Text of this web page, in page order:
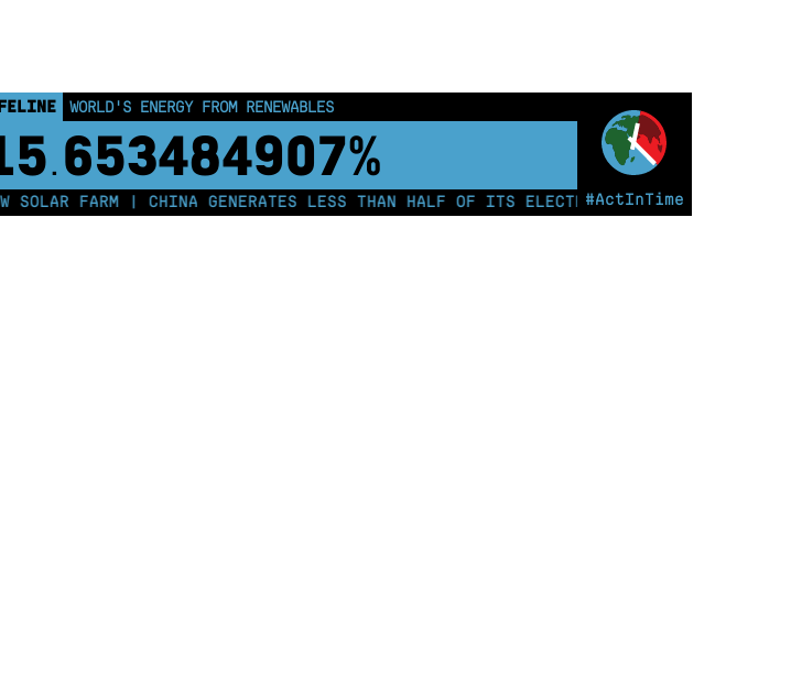
#ActInTime
WORLD'S ENERGY FROM RENEWABLES
. 653484912%
FARM | CHINA GENERATES LESS THAN HALF OF ITS ELECTRICITY FROM COAL FOR